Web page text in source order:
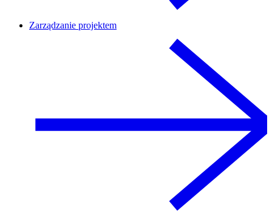
Zarządzanie projektem